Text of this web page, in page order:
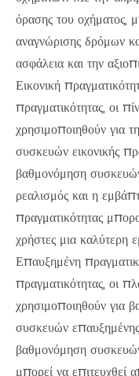
όρασης του οχήματος,
αναγνώρισης δρόμων
ασφάλεια και την
Εικονική
πραγματικότητας, οι
χρησιμοποιηθούν για
συσκευών εικονικής
βαθμονόμηση
ρεαλισμός και η
πραγματικότητας
χρήστες μια καλύτερη
Επαυξημένη
πραγματικότητας, οι
χρησιμοποιηθούν για
συσκευών
βαθμονόμηση